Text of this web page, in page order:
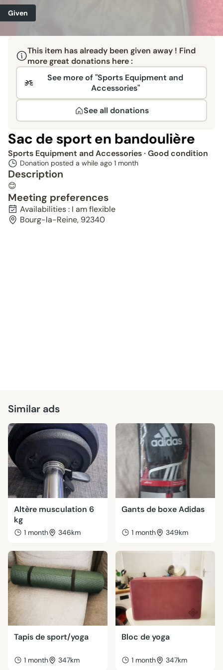
Given
This item has already been given away ! Find
more great donations here :
See more of "Sports Equipment and
Accessories"
See all donations
Sac de sport en bandoulière
Sports Equipment and Accessories· Good condition
Donation posted a while ago 1 month
Description
😊
Meeting preferences
Availabilities : I am flexible
Bourg-la-Reine, 92340
Similar ads
Altère musculation 6
kg
1 month 346km
Gants de boxe Adidas
1 month 349km
Tapis de sport/yoga
1 month 347km
Bloc de yoga
1 month 347km